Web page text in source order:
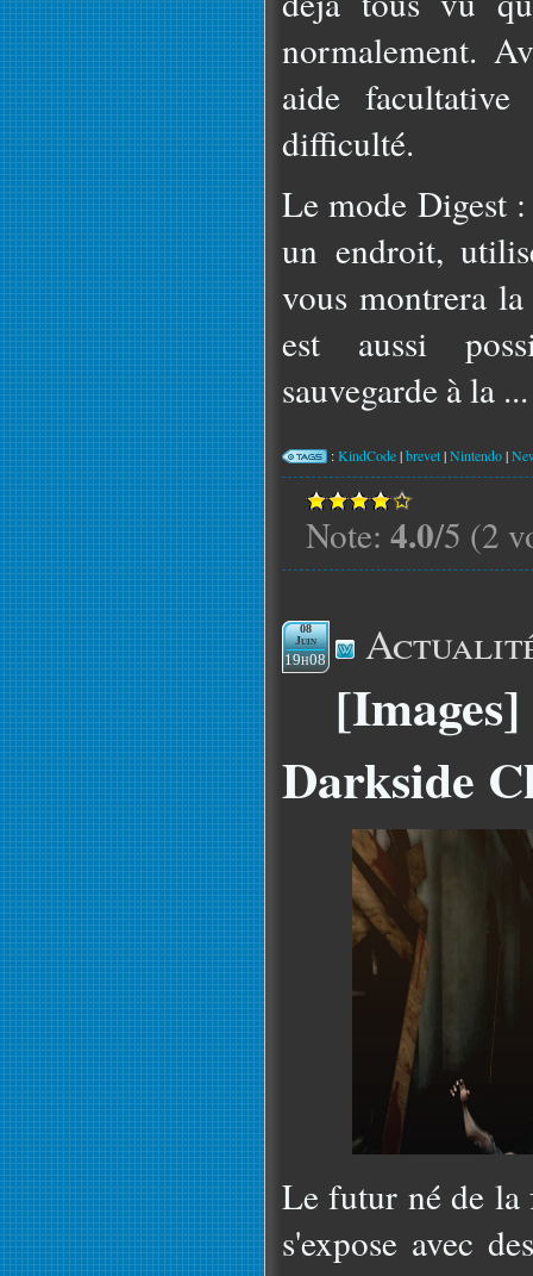
normalement.
aide
difficulté.
Le mode Digest
un endroit,
vous montrera
est aussi
sauvegarde à la ...
:KindCode|brevet|Nintendo|
Note: 4.0/5 (2
08
Juin
19h08
Darkside
Le futur né de la
s'expose avec